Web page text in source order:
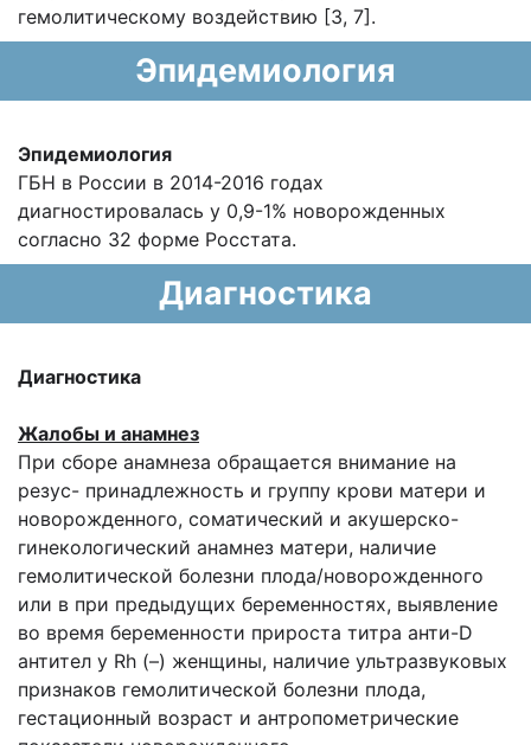
гемолитическому воздействию [3, 7].
Эпидемиология
Эпидемиология
ГБН в России в 2014-2016 годах
диагностировалась у 0,9-1% новорожденных
согласно 32 форме Росстата.
Диагностика
Диагностика
Жалобы и анамнез
При сборе анамнеза обращается внимание на
резус- принадлежность и группу крови матери и
новорожденного, соматический и акушерско-
гинекологический анамнез матери, наличие
гемолитической болезни плода/новорожденного
или в при предыдущих беременностях, выявление
во время беременности прироста титра анти-D
антител у Rh (–) женщины, наличие ультразвуковых
признаков гемолитической болезни плода,
гестационный возраст и антропометрические